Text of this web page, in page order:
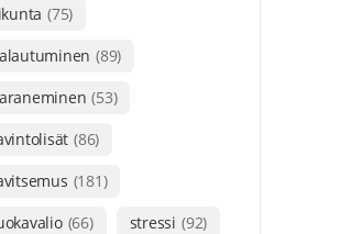
(75)
(89)
(53)
(86)
(181)
(66) stressi (92)